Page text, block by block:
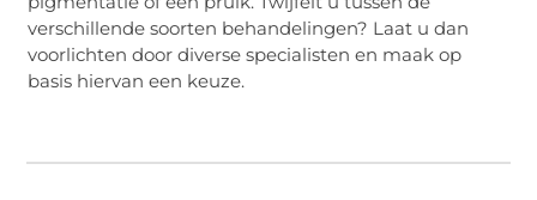
verschillende soorten behandelingen? Laat u dan
voorlichten door diverse specialisten en maak op
basis hiervan een keuze.